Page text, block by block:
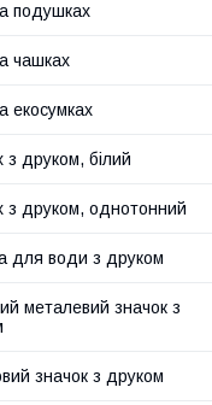
подушках
чашках
екосумках
з друком, білий
з друком, однотонний
для води з друком
металевий значок з
значок з друком